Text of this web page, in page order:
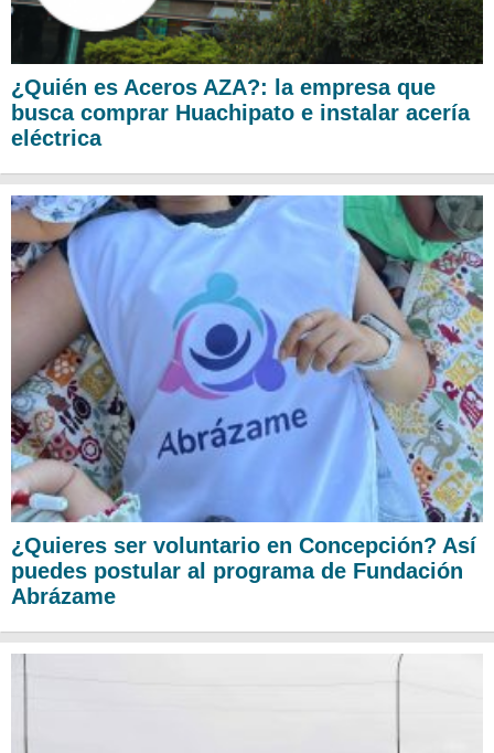
¿Quién es Aceros AZA?: la empresa que
busca comprar Huachipato e instalar acería
eléctrica
¿Quieres ser voluntario en Concepción? Así
puedes postular al programa de Fundación
Abrázame